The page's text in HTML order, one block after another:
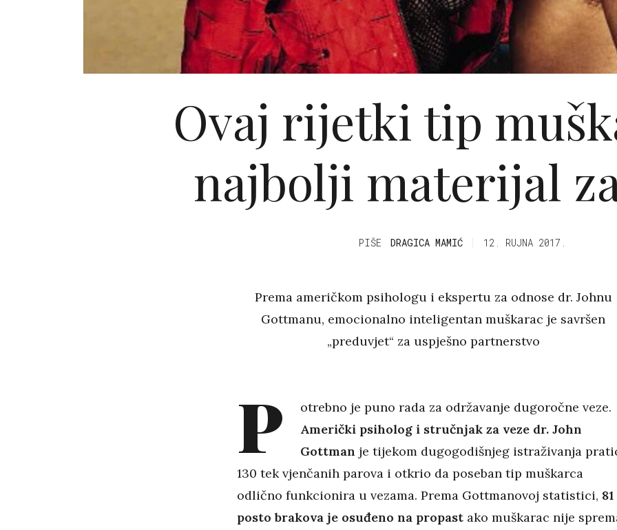
Ovaj rijetki tip
najbolji materijal
PIŠE DRAGICA MAMIĆ 12. RUJNA 2017.
Prema američkom psihologu i ekspertu za odnose dr. Johnu
Gottmanu, emocionalno inteligentan muškarac je savršen
„preduvjet“ za uspješno partnerstvo
P
otrebno je puno rada za održavanje dugoročne veze.
Američki psiholog i stručnjak za veze dr. John
Gottman je tijekom dugogodišnjeg istraživanja
130 tek vjenčanih parova i otkrio da poseban tip muškarca
odlično funkcionira u vezama. Prema Gottmanovoj statistici, 81
posto brakova je osuđeno na propastako muškarac nije